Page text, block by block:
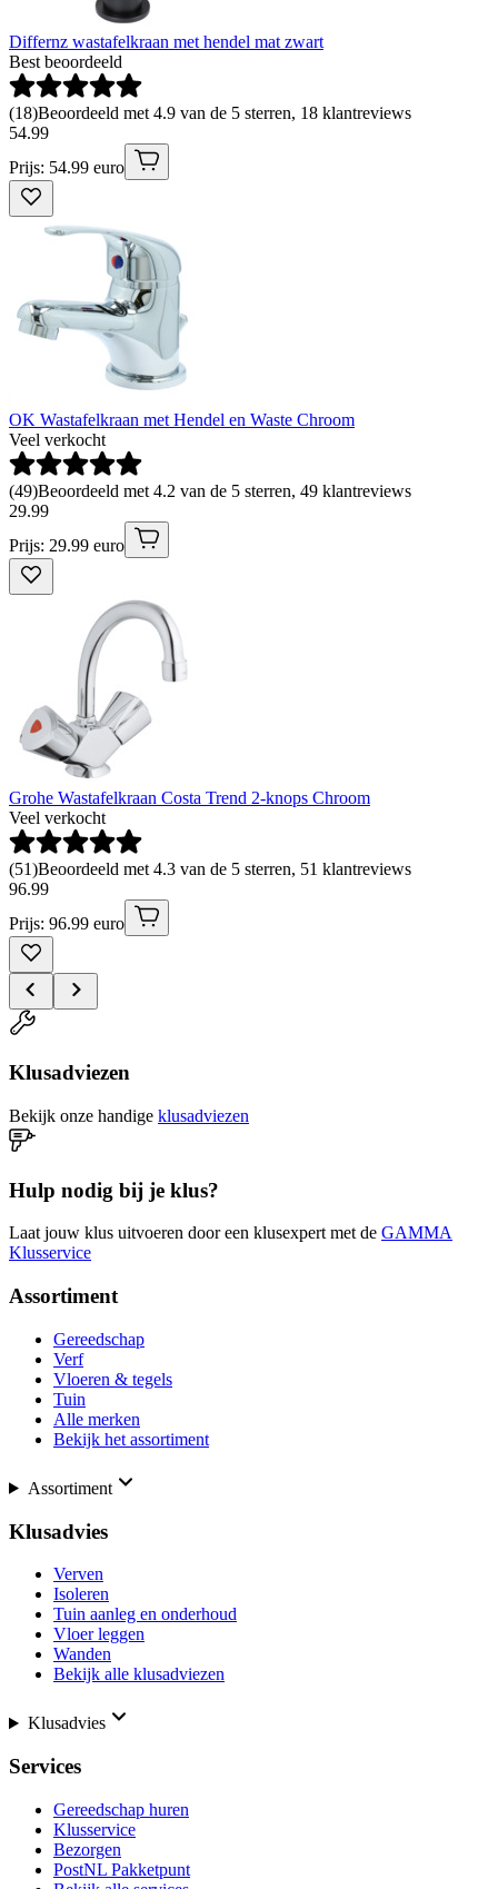
Differnz wastafelkraan met hendel mat zwart
Best beoordeeld
(18)Beoordeeld met 4.9 van de 5 sterren, 18 klantreviews
54.99
Prijs: 54.99 euro
OK Wastafelkraan met Hendel en Waste Chroom
Veel verkocht
(49)Beoordeeld met 4.2 van de 5 sterren, 49 klantreviews
29.99
Prijs: 29.99 euro
Grohe Wastafelkraan Costa Trend 2-knops Chroom
Veel verkocht
(51)Beoordeeld met 4.3 van de 5 sterren, 51 klantreviews
96.99
Prijs: 96.99 euro
Klusadviezen
Bekijk onze handige klusadviezen
Hulp nodig bij je klus?
Laat jouw klus uitvoeren door een klusexpert met de GAMMA
Klusservice
Assortiment
Gereedschap
Verf
Vloeren & tegels
Tuin
Alle merken
Bekijk het assortiment
Assortiment
Klusadvies
Verven
Isoleren
Tuin aanleg en onderhoud
Vloer leggen
Wanden
Bekijk alle klusadviezen
Klusadvies
Services
Gereedschap huren
Klusservice
Bezorgen
PostNL Pakketpunt